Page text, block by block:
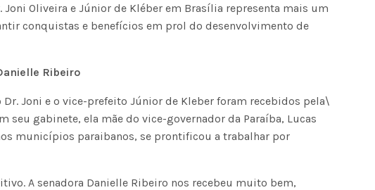
Joni Oliveira e Júnior de Kléber em Brasília representa mais um
conquistas e benefícios em prol do desenvolvimento de
Ribeiro
Joni e o vice-prefeito Júnior de Kleber foram recebidos pela\
seu gabinete, ela mãe do vice-governador da Paraíba, Lucas
municípios paraibanos, se prontificou a trabalhar por
A senadora Danielle Ribeiro nos recebeu muito bem,
cobranças indevidas: saiba quais são
os seus direitos